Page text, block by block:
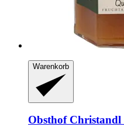
Warenkorb
Obsthof Christandl